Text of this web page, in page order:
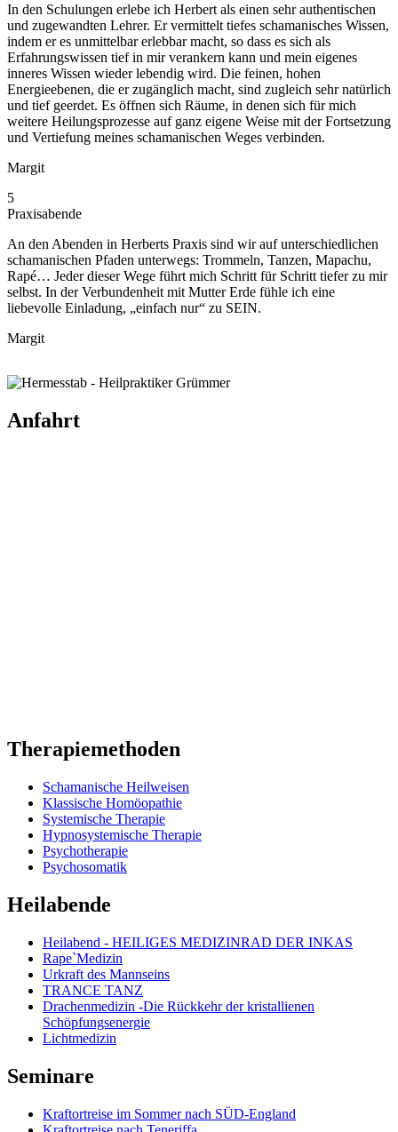
In den Schulungen erlebe ich Herbert als einen sehr authentischen
und zugewandten Lehrer. Er vermittelt tiefes schamanisches Wissen,
indem er es unmittelbar erlebbar macht, so dass es sich als
Erfahrungswissen tief in mir verankern kann und mein eigenes
inneres Wissen wieder lebendig wird. Die feinen, hohen
Energieebenen, die er zugänglich macht, sind zugleich sehr natürlich
und tief geerdet. Es öffnen sich Räume, in denen sich für mich
weitere Heilungsprozesse auf ganz eigene Weise mit der Fortsetzung
und Vertiefung meines schamanischen Weges verbinden.
Margit
5
Praxisabende
An den Abenden in Herberts Praxis sind wir auf unterschiedlichen
schamanischen Pfaden unterwegs: Trommeln, Tanzen, Mapachu,
Rapé… Jeder dieser Wege führt mich Schritt für Schritt tiefer zu mir
selbst. In der Verbundenheit mit Mutter Erde fühle ich eine
liebevolle Einladung, „einfach nur“ zu SEIN.
Margit
Anfahrt
Therapiemethoden
Schamanische Heilweisen
Klassische Homöopathie
Systemische Therapie
Hypnosystemische Therapie
Psychotherapie
Psychosomatik
Heilabende
Heilabend - HEILIGES MEDIZINRAD DER INKAS
Rape`Medizin
Urkraft des Mannseins
TRANCE TANZ
Drachenmedizin -Die Rückkehr der kristallienen
Schöpfungsenergie
Lichtmedizin
Seminare
Kraftortreise im Sommer nach SÜD-England